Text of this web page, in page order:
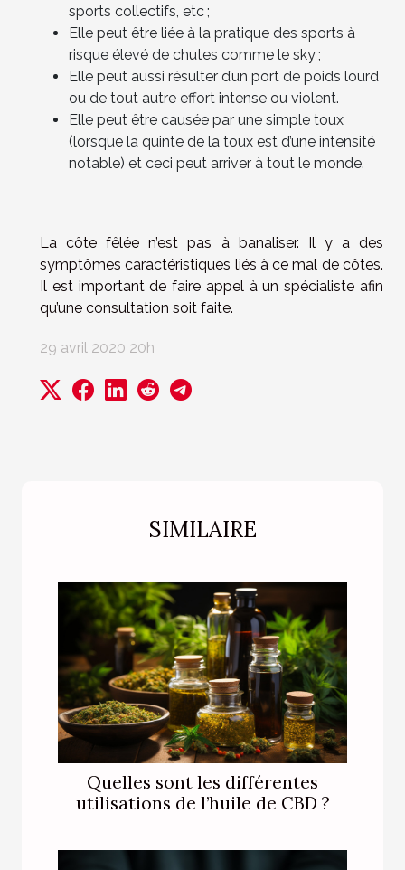
SIMILAIRE
Quelles sont les différentes
utilisations de l’huile de CBD ?
sports collectifs, etc ;
Elle peut être liée à la pratique des sports à
risque élevé de chutes comme le sky ;
Elle peut aussi résulter d’un port de poids lourd
ou de tout autre effort intense ou violent.
Elle peut être causée par une simple toux
(lorsque la quinte de la toux est d’une intensité
notable) et ceci peut arriver à tout le monde.
La côte fêlée n’est pas à banaliser. Il y a des
symptômes caractéristiques liés à ce mal de côtes.
Il est important de faire appel à un spécialiste afin
qu’une consultation soit faite.
29 avril 2020 20h